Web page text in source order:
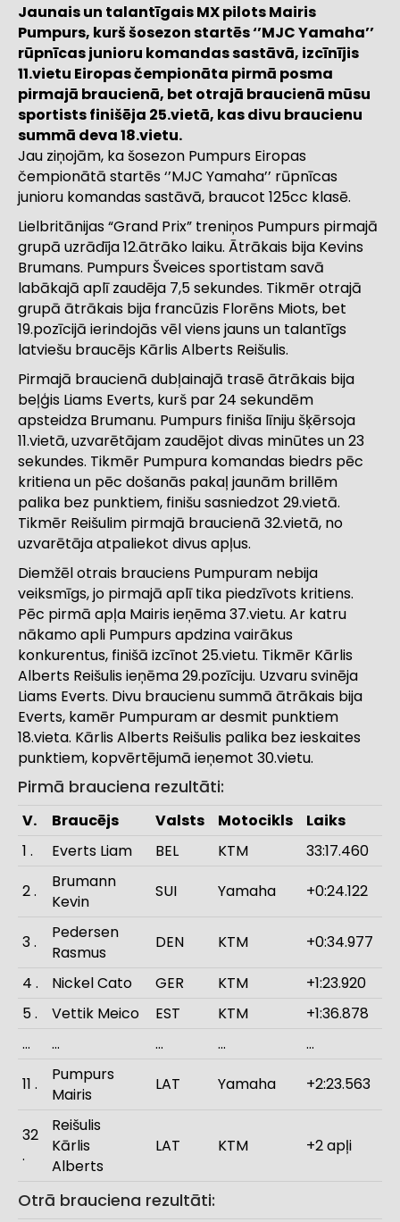
Jaunais un talantīgais MX pilots Mairis
Pumpurs, kurš šosezon startēs ‘’MJC Yamaha’’
rūpnīcas junioru komandas sastāvā, izcīnījis
11.vietu Eiropas čempionāta pirmā posma
pirmajā braucienā, bet otrajā braucienā mūsu
sportists finišēja 25.vietā, kas divu braucienu
summā deva 18.vietu.
Jau ziņojām, ka šosezon Pumpurs Eiropas
čempionātā startēs ‘’MJC Yamaha’’ rūpnīcas
junioru komandas sastāvā, braucot 125cc klasē.
Lielbritānijas “Grand Prix” treniņos Pumpurs pirmajā
grupā uzrādīja 12.ātrāko laiku. Ātrākais bija Kevins
Brumans. Pumpurs Šveices sportistam savā
labākajā aplī zaudēja 7,5 sekundes. Tikmēr otrajā
grupā ātrākais bija francūzis Florēns Miots, bet
19.pozīcijā ierindojās vēl viens jauns un talantīgs
latviešu braucējs Kārlis Alberts Reišulis.
Pirmajā braucienā dubļainajā trasē ātrākais bija
beļģis Liams Everts, kurš par 24 sekundēm
apsteidza Brumanu. Pumpurs finiša līniju šķērsoja
11.vietā, uzvarētājam zaudējot divas minūtes un 23
sekundes. Tikmēr Pumpura komandas biedrs pēc
kritiena un pēc došanās pakaļ jaunām brillēm
palika bez punktiem, finišu sasniedzot 29.vietā.
Tikmēr Reišulim pirmajā braucienā 32.vietā, no
uzvarētāja atpaliekot divus apļus.
Diemžēl otrais brauciens Pumpuram nebija
veiksmīgs, jo pirmajā aplī tika piedzīvots kritiens.
Pēc pirmā apļa Mairis ieņēma 37.vietu. Ar katru
nākamo apli Pumpurs apdzina vairākus
konkurentus, finišā izcīnot 25.vietu. Tikmēr Kārlis
Alberts Reišulis ieņēma 29.pozīciju. Uzvaru svinēja
Liams Everts. Divu braucienu summā ātrākais bija
Everts, kamēr Pumpuram ar desmit punktiem
18.vieta. Kārlis Alberts Reišulis palika bez ieskaites
punktiem, kopvērtējumā ieņemot 30.vietu.
Pirmā brauciena rezultāti:
V. Braucējs Valsts Motocikls
Laiks
1 .
Everts Liam BEL KTM
33:17.460
2 .
Brumann
Kevin
SUI Yamaha +0:24.122
3 .
Pedersen
Rasmus
DEN KTM
+0:34.977
4 .
Nickel Cato GER KTM
+1:23.920
5 .
Vettik Meico EST KTM
+1:36.878
…
… … …
…
11 .
Pumpurs
Mairis
LAT Yamaha +2:23.563
32
.
Reišulis
Kārlis
Alberts
LAT KTM +2 apļi
Otrā brauciena rezultāti: